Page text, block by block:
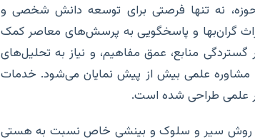
حوزه، نه تنها فرصتی برای توسعه دانش شخصی و
گران‌بها و پاسخگویی به پرسش‌های معاصر کمک
گستردگی منابع، عمق مفاهیم، و نیاز به تحلیل‌های
علمی بیش از پیش نمایان می‌شود. خدمات
علمی طراحی شده است.
روش سیر و سلوک و بینشی خاص نسبت به هستی